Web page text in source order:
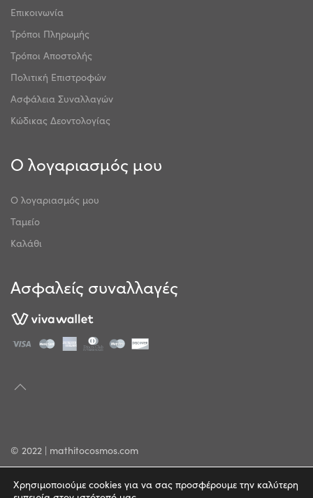
Επικοινωνία
Τρόποι Πληρωμής
Τρόποι Αποστολής
Πολιτική Επιστροφών
Ασφάλεια Συναλλαγών
Κώδικας Δεοντολογίας
Ο λογαριασμός μου
Ο λογαριασμός μου
Ταμείο
Καλάθι
Ασφαλείς συναλλαγές
© 2022 | mathitocosmos.com
Χρησιμοποιούμε cookies για να σας προσφέρουμε την καλύτερη